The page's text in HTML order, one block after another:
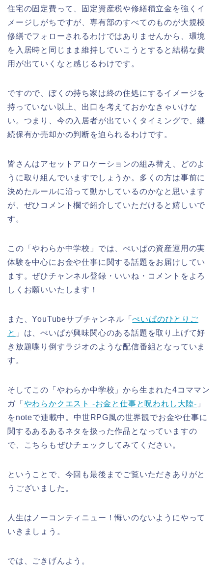
住宅の固定費って、固定資産税や修繕積立金を強くイ
メージしがちですが、専有部のすべてのものが大規模
修繕でフォローされるわけではありませんから、環境
を入居時と同じまま維持していこうとすると結構な費
用が出ていくなと感じるわけです。
ですので、ぼくの持ち家は終の住処にするイメージを
持っていない以上、出口を考えておかなきゃいけな
い。つまり、今の入居者が出ていくタイミングで、継
続保有か売却かの判断を迫られるわけです。
皆さんはアセットアロケーションの組み替え、どのよ
うに取り組んでいますでしょうか。多くの方は事前に
決めたルールに沿って動かしているのかなと思います
が、ぜひコメント欄で紹介していただけると嬉しいで
す。
この「やわらか中学校」では、ぺいぱの資産運用の実
体験を中心にお金や仕事に関する話題をお届けしてい
ます。ぜひチャンネル登録・いいね・コメントをよろ
しくお願いいたします！
また、YouTubeサブチャンネル「ぺいぱのひとりご
と 」は、ぺいぱが興味関心のある話題を取り上げて好
き放題喋り倒すラジオのような配信番組となっていま
す。
そしてこの「やわらか中学校」から生まれた4コママン
ガ「 やわらかクエスト -お金と仕事と呪われし大陸- 」
をnoteで連載中。中世RPG風の世界観でお金や仕事に
関するあるあるネタを扱った作品となっていますの
で、こちらもぜひチェックしてみてください。
ということで、今回も最後までご覧いただきありがと
うございました。
人生はノーコンティニュー！悔いのないようにやって
いきましょう。
では、ごきげんよう。